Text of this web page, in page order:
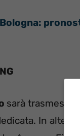
:
sarà trasmessa
In